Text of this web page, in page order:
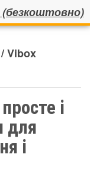
(безкоштовно)
Vibox
і
для
і